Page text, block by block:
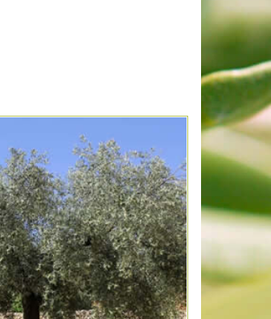
lista de deseos